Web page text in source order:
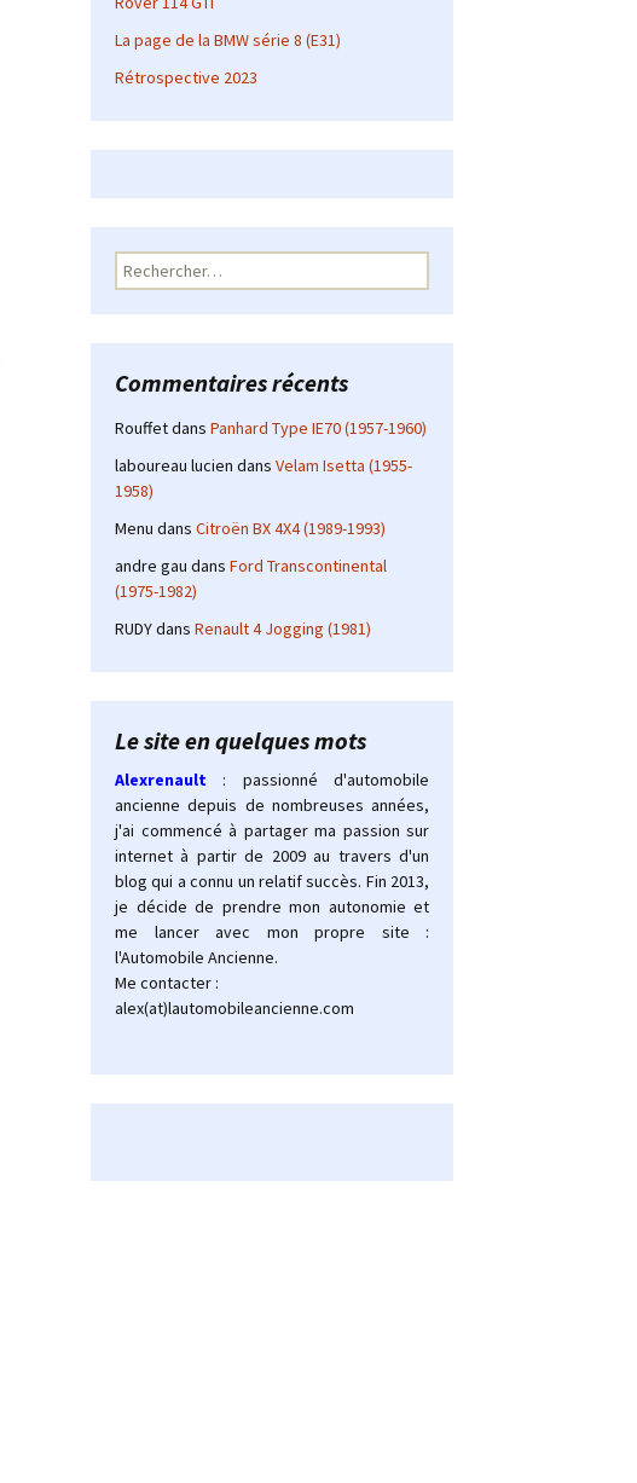
La page de la BMW série 8 (E31)
Rétrospective 2023
Rechercher :
Commentaires récents
Rouffetdans Panhard Type IE70 (1957-1960)
laboureau lucien dans Velam Isetta (1955-
1958)
Menu dans Citroën BX 4X4 (1989-1993)
andre gau dans Ford Transcontinental
(1975-1982)
RUDYdans Renault 4 Jogging (1981)
Le site en quelques mots
Alexrenault
: passionné d'automobile
ancienne depuis de nombreuses années,
j'ai commencé à partager ma passion sur
internet à partir de 2009 au travers d'un
blog qui a connu un relatif succès. Fin 2013,
je décide de prendre mon autonomie et
me lancer avec mon propre site :
l'Automobile Ancienne.
Me contacter :
alex(at)lautomobileancienne.com